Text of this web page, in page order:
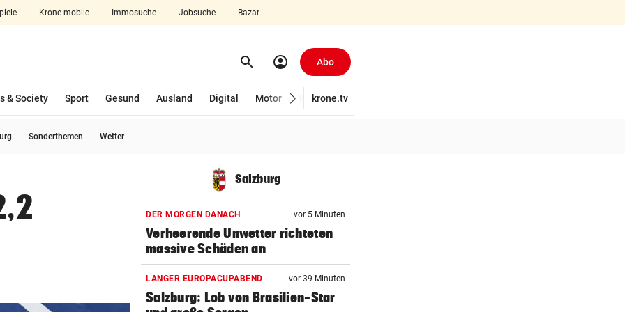
Krone mobile Immosuche Jobsuche Bazar
aufklappen search Suchen
account_circle Abo
& Society Sport Gesund Ausland Digital Motor Wirtschaft
krone.tv
Sonderthemen Wetter
Salzburg
DER MORGEN DANACH vor 5 Minuten
Verheerende Unwetter richteten
massive Schäden an
LANGER EUROPACUPABEND vor 39 Minuten
Salzburg: Lob von Brasilien-Star